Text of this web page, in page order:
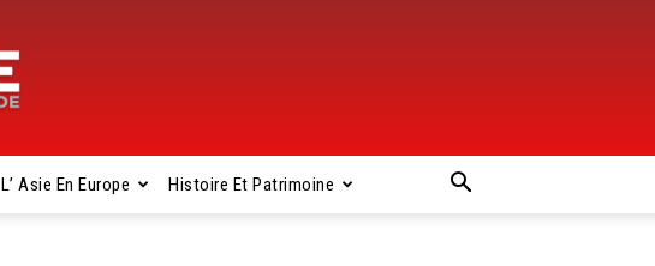
L’ Asie En Europe Histoire Et Patrimoine